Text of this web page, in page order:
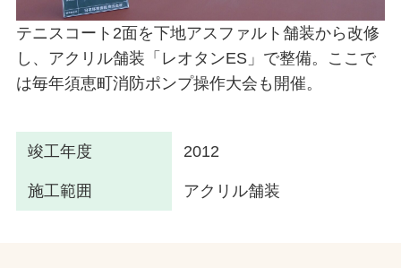
テニスコート2面を下地アスファルト舗装から改修
し、アクリル舗装「レオタンES」で整備。ここで
は毎年須恵町消防ポンプ操作大会も開催。
竣工年度 2012
施工範囲 アクリル舗装